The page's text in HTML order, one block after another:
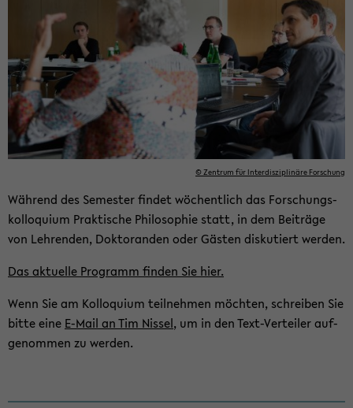
© Zen­trum für In­ter­dis­zi­pli­nä­re For­schung
Wäh­rend des Se­mes­ter fin­det wö­chent­lich das For­schungs­
kol­lo­qui­um Prak­ti­sche Phi­lo­so­phie statt, in dem Bei­trä­ge
von Leh­ren­den, Dok­to­ran­den oder Gäs­ten dis­ku­tiert wer­den.
Das ak­tu­el­le Pro­gramm fin­den Sie hier.
Wenn Sie am Kol­lo­qui­um teil­neh­men möch­ten, schrei­ben Sie
bitte eine E-​Mail an Tim Nis­sel, um in den Text-​Verteiler auf­
ge­nom­men zu wer­den.